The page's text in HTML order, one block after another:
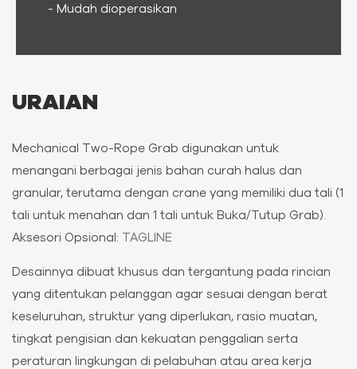
- Mudah dioperasikan
URAIAN
Mechanical Two-Rope Grab digunakan untuk
menangani berbagai jenis bahan curah halus dan
granular, terutama dengan crane yang memiliki dua tali (1
tali untuk menahan dan 1 tali untuk Buka/Tutup Grab).
Aksesori Opsional:
TAGLINE
Desainnya dibuat khusus dan tergantung pada rincian
yang ditentukan pelanggan agar sesuai dengan berat
keseluruhan, struktur yang diperlukan, rasio muatan,
tingkat pengisian dan kekuatan penggalian serta
peraturan lingkungan di pelabuhan atau area kerja